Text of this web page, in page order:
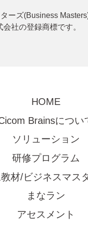
ーズ(Business
社の登録商標です。
HOME
Brainsについ
ソリューション
研修プログラム
材/ビジネスマス
まなラン
アセスメント